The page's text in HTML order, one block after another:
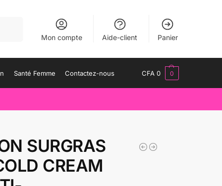
Mon compte Aide-client Panier
Santé Femme Contactez-nous CFA 0 0
SURGRAS
CREAM